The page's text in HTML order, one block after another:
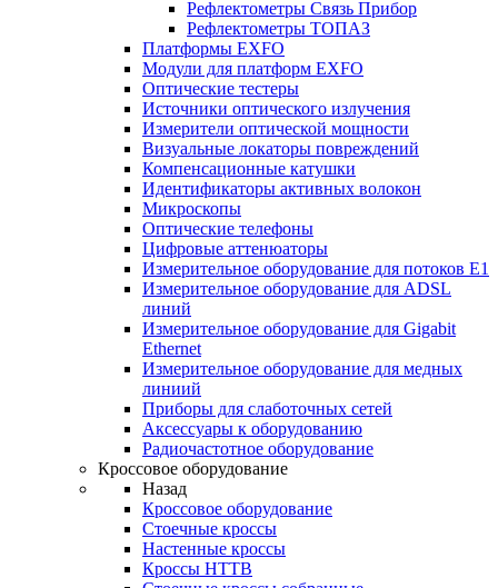
Рефлектометры Связь Прибор
Рефлектометры ТОПАЗ
Платформы EXFO
Модули для платформ EXFO
Оптические тестеры
Источники оптического излучения
Измерители оптической мощности
Визуальные локаторы повреждений
Компенсационные катушки
Идентификаторы активных волокон
Микроскопы
Оптические телефоны
Цифровые аттенюаторы
Измерительное оборудование для потоков Е1
Измерительное оборудование для ADSL
линий
Измерительное оборудование для Gigabit
Ethernet
Измерительное оборудование для медных
линиий
Приборы для слаботочных сетей
Аксессуары к оборудованию
Радиочастотное оборудование
Кроссовое оборудование
Назад
Кроссовое оборудование
Стоечные кроссы
Настенные кроссы
Кроссы HTTB